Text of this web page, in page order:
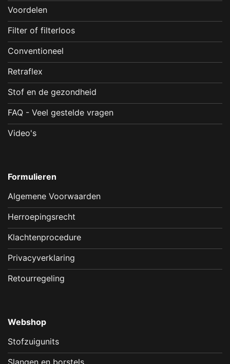
Voordelen
Filter of filterloos
Conventioneel
Retraflex
Stof en de gezondheid
FAQ - Veel gestelde vragen
Video's
Formulieren
Algemene Voorwaarden
Herroepingsrecht
Klachtenprocedure
Privacyverklaring
Retourregeling
Webshop
Stofzuigunits
Slangen en borstels